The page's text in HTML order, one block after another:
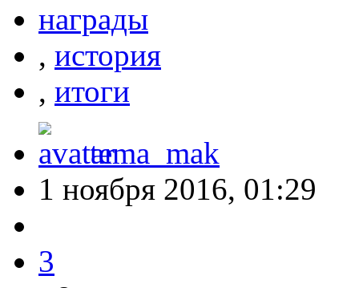
награды
, история
, итоги
tema_mak
1 ноября 2016, 01:29
3